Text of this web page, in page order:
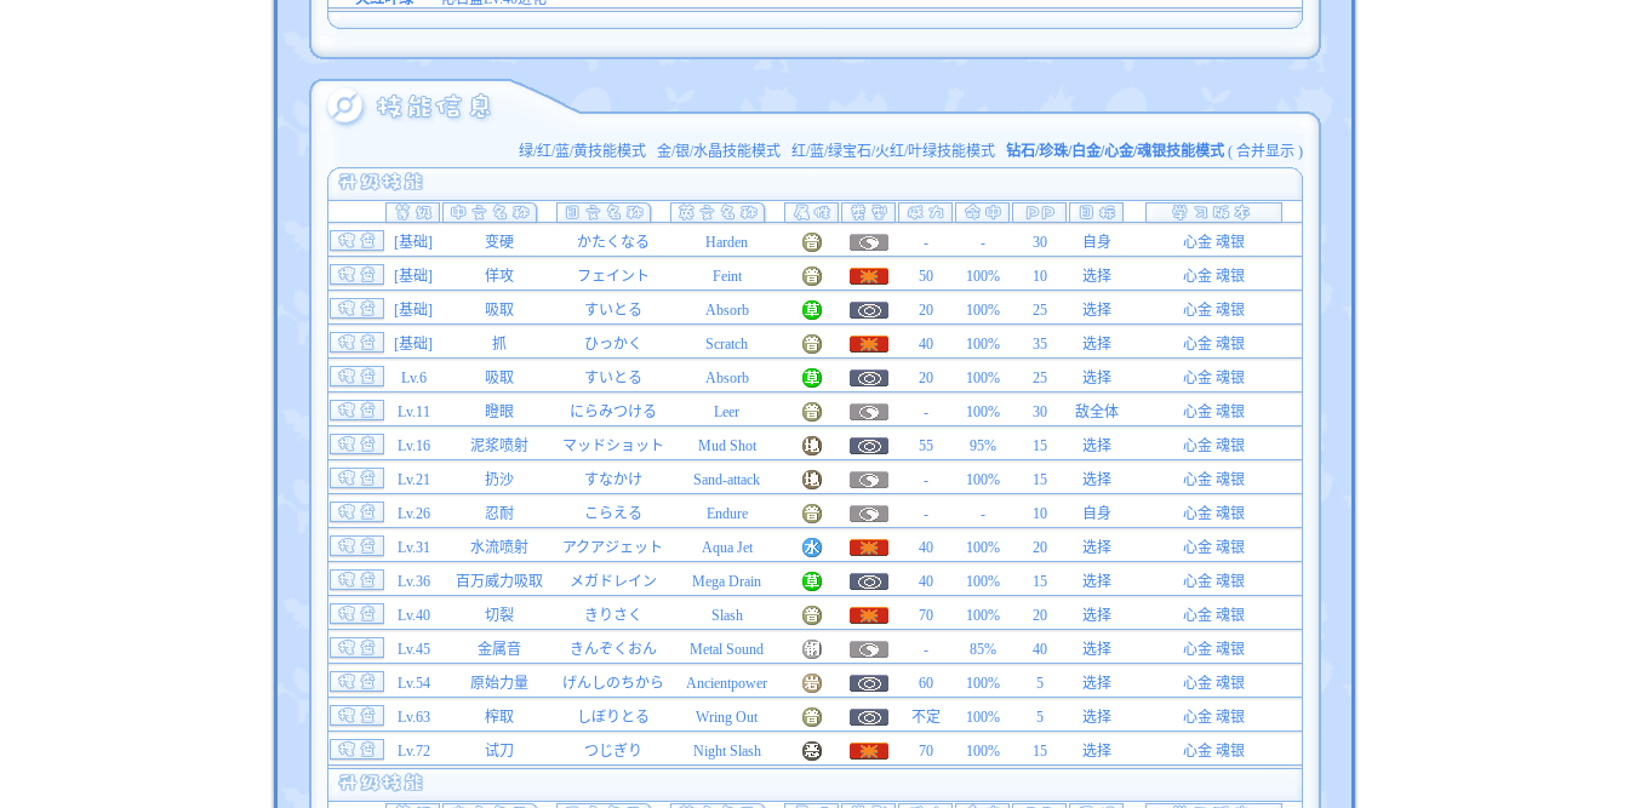
绿/红/蓝/黄技能模式 金/银/水晶技能模式 红/蓝/绿宝石/火红/叶绿技能模式 钻石/珍珠/白金/心金/魂银技能模式( 合并显示)
[基础] 变硬 かたくなる Harden - - 30 自身
心金 魂银
[基础]
佯攻 フェイント Feint 50 100% 10 选择
心金 魂银
[基础]
吸取 すいとる Absorb 20 100% 25 选择
心金 魂银
[基础]
抓 ひっかく Scratch 40 100% 35 选择
心金 魂银
Lv.6
吸取 すいとる Absorb 20 100% 25 选择
心金 魂银
Lv.11
瞪眼 にらみつける Leer - 100% 30 敌全体
心金 魂银
Lv.16
泥浆喷射 マッドショット Mud Shot 55 95% 15 选择
心金 魂银
Lv.21
扔沙 すなかけ Sand-attack - 100% 15 选择
心金 魂银
Lv.26
忍耐 こらえる Endure - - 10 自身
心金 魂银
Lv.31
水流喷射 アクアジェット Aqua Jet 40 100% 20 选择
心金 魂银
Lv.36
百万威力吸取 メガドレイン Mega Drain 40 100% 15 选择
心金 魂银
Lv.40
切裂 きりさく Slash 70 100% 20 选择
心金 魂银
Lv.45
金属音 きんぞくおん Metal Sound - 85% 40 选择
心金 魂银
Lv.54
原始力量 げんしのちから Ancientpower 60 100% 5 选择
心金 魂银
Lv.63
榨取 しぼりとる Wring Out 不定 100% 5 选择
心金 魂银
Lv.72
试刀 つじぎり Night Slash 70 100% 15 选择 心金 魂银